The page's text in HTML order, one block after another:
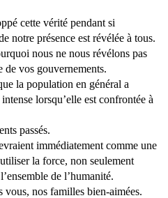
cette vérité pendant si
notre présence est révélée à tous.
nous ne nous révélons pas
de vos gouvernements.
la population en général a
lorsqu’elle est confrontée à
passés.
immédiatement comme une
la force, non seulement
de l’humanité.
vous, nos familles bien-aimées.